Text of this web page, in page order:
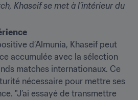
Khaseif se met à l’intérieur du
d’Almunia, Khaseif peut
accumulée avec la sélection
matches internationaux. Ce
nécessaire pour mettre ses
"J’ai essayé de transmettre